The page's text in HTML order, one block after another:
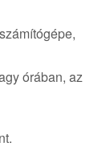
órában, az